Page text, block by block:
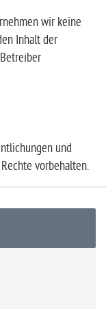
wir keine
Inhalt der
und
vorbehalten.